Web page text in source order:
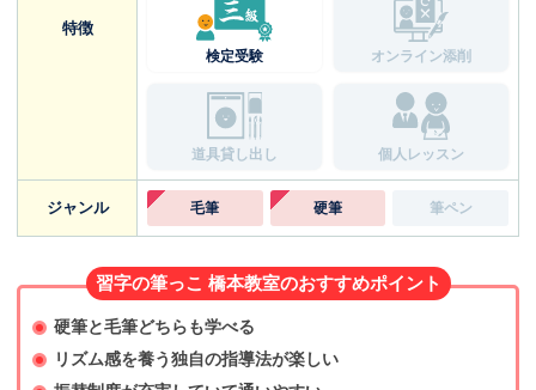
特徴
検定受験 オンライン添削
道具貸し出し 個人レッスン
ジャンル 毛筆 硬筆 筆ペン
習字の筆っこ 橋本教室のおすすめポイント
硬筆と毛筆どちらも学べる
リズム感を養う独自の指導法が楽しい